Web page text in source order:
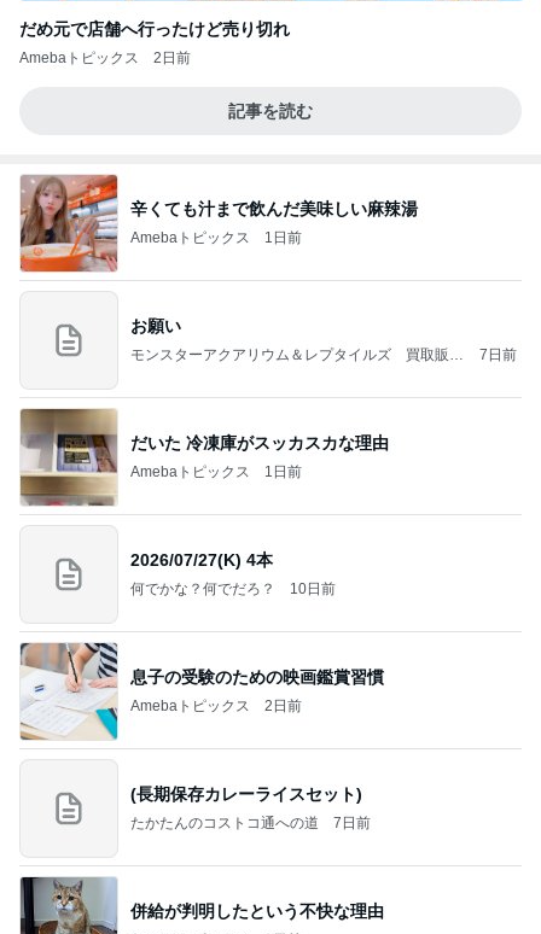
だめ元で店舗へ行ったけど売り切れ
Amebaトピックス 2日前
記事を読む
辛くても汁まで飲んだ美味しい麻辣湯
Amebaトピックス 1日前
お願い
モンスターアクアリウム＆レプタイルズ 買取販売
7日前
だいた 冷凍庫がスッカスカな理由
Amebaトピックス 1日前
2026/07/27(K) 4本
何でかな？何でだろ？ 10日前
息子の受験のための映画鑑賞習慣
Amebaトピックス 2日前
(長期保存カレーライスセット)
たかたんのコストコ通への道 7日前
併給が判明したという不快な理由